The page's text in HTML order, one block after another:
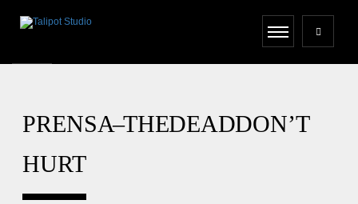
PRENSA – THE DEAD DON’T
HURT